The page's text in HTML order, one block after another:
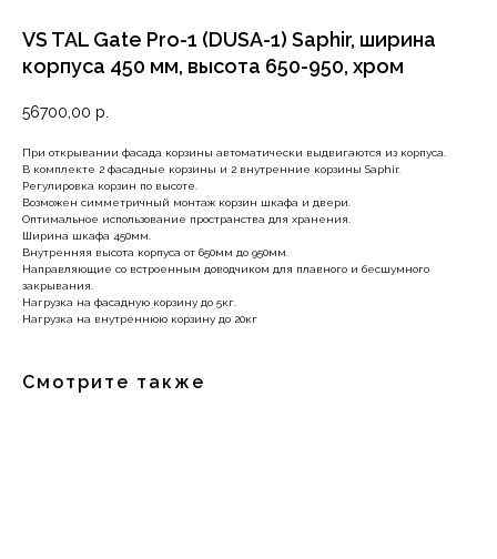
VS TAL Gate Pro-1 (DUSA-1) Saphir, ширина
корпуса 450 мм, высота 650-950, хром
56700,00 р.
При открывании фасада корзины автоматически выдвигаются из корпуса.
В комплекте 2 фасадные корзины и 2 внутренние корзины Saphir.
Регулировка корзин по высоте.
Возможен симметричный монтаж корзин шкафа и двери.
Оптимальное использование пространства для хранения.
Ширина шкафа 450мм.
Внутренняя высота корпуса от 650мм до 950мм.
Направляющие со встроенным доводчиком для плавного и бесшумного
закрывания.
Нагрузка на фасадную корзину до 5кг.
Нагрузка на внутреннюю корзину до 20кг
Смотрите также